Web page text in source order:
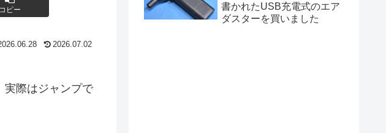
コピー
2026.07.02
実際はジャンプで
書かれたUSB充電式のエア
ダスターを買いました